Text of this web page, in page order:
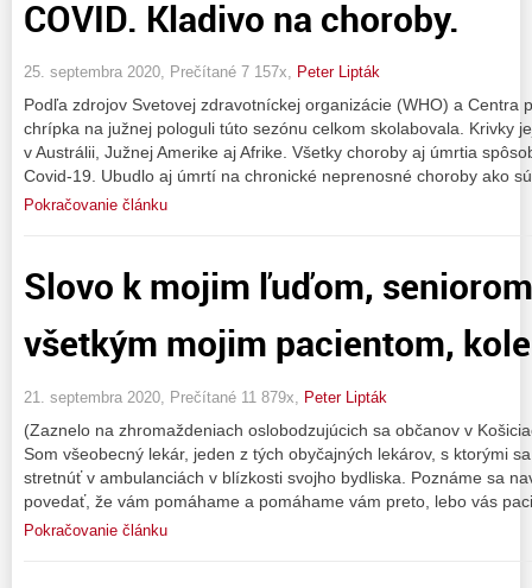
COVID. Kladivo na choroby.
25. septembra 2020, Prečítané 7 157x, Peter Lipták
Podľa zdrojov Svetovej zdravotníckej organizácie (WHO) a Centra
chrípka na južnej pologuli túto sezónu celkom skolabovala. Krivky
v Austrálii, Južnej Amerike aj Afrike. Všetky choroby aj úmrtia
Covid-19. Ubudlo aj úmrtí na chronické neprenosné choroby ako
Pokračovanie článku
Slovo k mojim ľuďom,
všetkým mojim pacientom,
21. septembra 2020, Prečítané 11 879x, Peter Lipták
(Zaznelo na zhromaždeniach oslobodzujúcich sa občanov v
Som všeobecný lekár, jeden z tých obyčajných lekárov, s ktorými
stretnúť v ambulanciách v blízkosti svojho bydliska. Poznáme sa
povedať, že vám pomáhame a pomáhame vám preto, lebo vás
Pokračovanie článku